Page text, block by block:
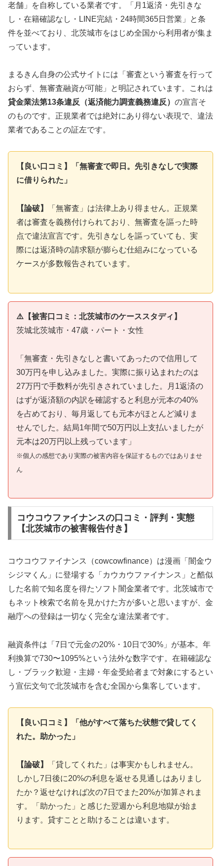
老舗」を自称している業者です。「月1返済・先引きな
し・在籍確認なし・LINE完結・24時間365日営業」と条
件を並べており、北茨城市をはじめ全国から利用者が集ま
っています。
まるきん自身の公式サイトには「審査という審査を行って
おらず、無審査融資が可能」と明記されています。これは
貸金業法第13条違反（返済能力調査義務違反） の宣言そ
のものです。正規業者では絶対にあり得ない表現で、違法
業者であることの証左です。
【良い口コミ】「無審査で即日。先引きなしで実際
に借りられた」
【論破】
「無審査」は法律上あり得ません。正規業
者は審査を義務付けられており、無審査を謳った時
点で違法宣言です。先引きなしを謳っていても、実
際には返済時の請求額が膨らむ仕組みになっている
ケースが多数報告されています。
⚠️【被害口コミ：北茨城市のケーススタディ】
茨城北茨城市・47歳・パート・女性
「無審査・先引きなしと書いてあったので信用して
30万円を申し込みました。実際に振り込まれたのは
27万円で手数料が先引きされていました。月1返済の
はずが返済額の内訳を確認すると利息が元本の40%
を占めており、毎月返しても元本がほとんど減りま
せんでした。結局1年間で50万円以上支払いましたが
元本は20万円以上残っています」
※個人の感想であり実際の被害内容を保証するものではありませ
ん
コウコウファイナンスの口コミ・評判・実態
【北茨城市の被害報告付き】
コウコウファイナンス（cowcowfinance）は漫画「闇金ウ
シジマくん」に登場する「カウカウファイナンス」と酷似
した名前で知名度を得たソフト闇金業者です。北茨城市で
もネット検索で名前を見かけた方が多いと思いますが、金
融庁への登録は一切なく完全な違法業者です。
融資条件は「7日で元金の20%・10日で30%」が基本。年
利換算で730〜1095%という法外な数字です。在籍確認な
し・ブラック歓迎・主婦・年金受給者まで対象にするとい
う宣伝文句で北茨城市を含む全国から集客しています。
【良い口コミ】「他がすべて落ちた状態で貸してく
れた。助かった」
【論破】
「貸してくれた」は事実かもしれません。
しかし7日後に20%の利息を返せる見通しはありまし
たか？返せなければ次の7日でまた20%が加算されま
す。「助かった」と感じた翌週から利息地獄が始ま
ります。貸すことと助けることは違います。